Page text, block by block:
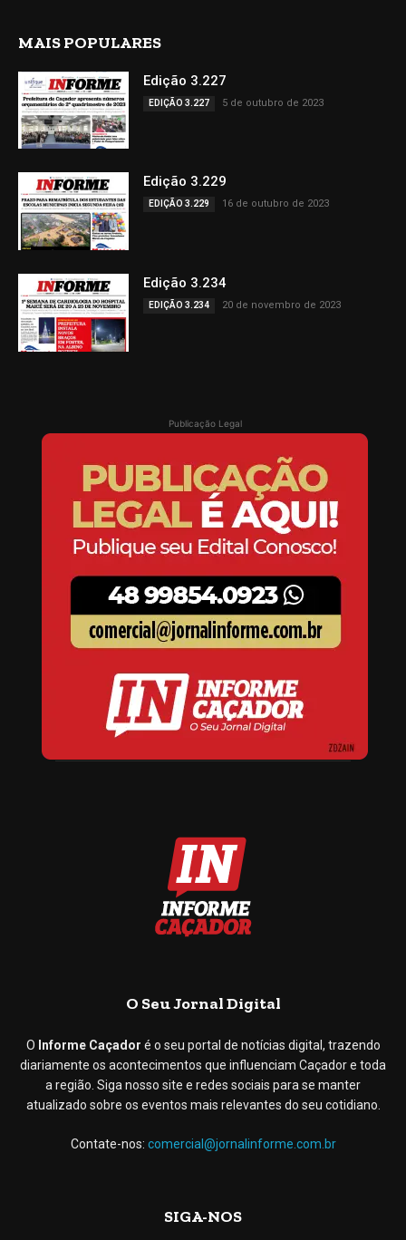
MAIS POPULARES
Edição 3.227
EDIÇÃO 3.227 5 de outubro de 2023
Edição 3.229
EDIÇÃO 3.229 16 de outubro de 2023
Edição 3.234
EDIÇÃO 3.234 20 de novembro de 2023
Publicação Legal
O Seu Jornal Digital
O Informe Caçador é o seu portal de notícias digital, trazendo
diariamente os acontecimentos que influenciam Caçador e toda
a região. Siga nosso site e redes sociais para se manter
atualizado sobre os eventos mais relevantes do seu cotidiano.
Contate-nos: comercial@jornalinforme.com.br
SIGA-NOS